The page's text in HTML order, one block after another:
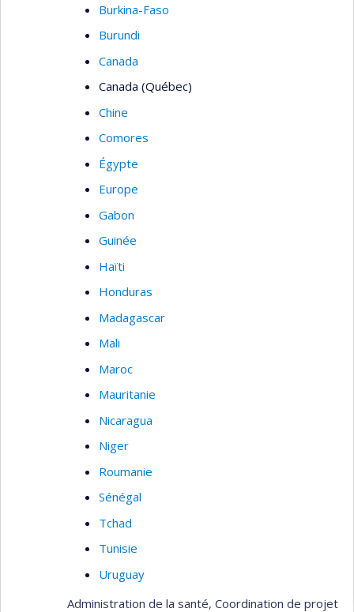
Burkina-Faso
Burundi
Canada
Canada (Québec)
Chine
Comores
Égypte
Europe
Gabon
Guinée
Haïti
Honduras
Madagascar
Mali
Maroc
Mauritanie
Nicaragua
Niger
Roumanie
Sénégal
Tchad
Tunisie
Uruguay
Administration de la santé, Coordination de projet